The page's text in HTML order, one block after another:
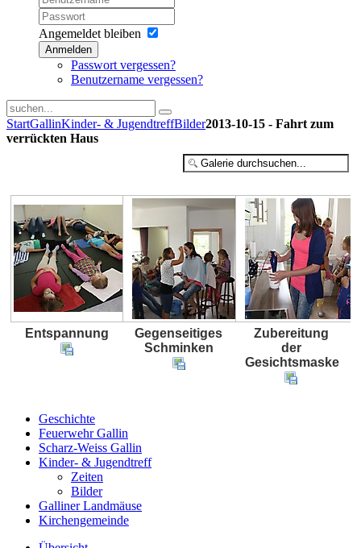
Angemeldet bleiben
Anmelden
Passwort vergessen?
Benutzername vergessen?
StartGallinKinder- & JugendtreffBilder2013-10-15 - Fahrt zum
verrückten Haus
Entspannung
Gegenseitiges
Schminken
Zubereitung
der
Gesichtsmaske
Geschichte
Feuerwehr Gallin
Scharz-Weiss Gallin
Kinder- & Jugendtreff
Zeiten
Bilder
Galliner Landmäuse
Kirchengemeinde